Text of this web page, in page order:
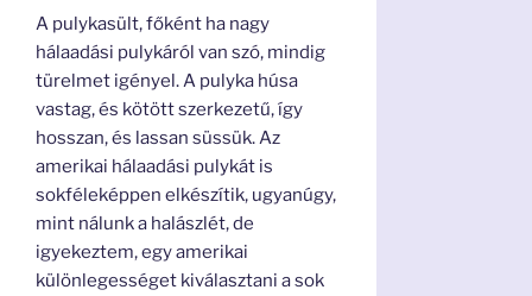
A pulykasült, főként ha nagy
hálaadási pulykáról van szó, mindig
türelmet igényel. A pulyka húsa
vastag, és kötött szerkezetű, így
hosszan, és lassan süssük. Az
amerikai hálaadási pulykát is
sokféleképpen elkészítik, ugyanúgy,
mint nálunk a halászlét, de
igyekeztem, egy amerikai
különlegességet kiválasztani a sok